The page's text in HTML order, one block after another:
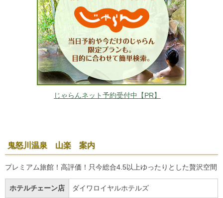
じゃらんネット予約受付中【PR】
鬼怒川温泉 山楽 案内
プレミアム旅館！高評価！只今総合4.5以上ゆったりとした贅沢空間
ホテルチェーン店 ダイワロイヤルホテルズ